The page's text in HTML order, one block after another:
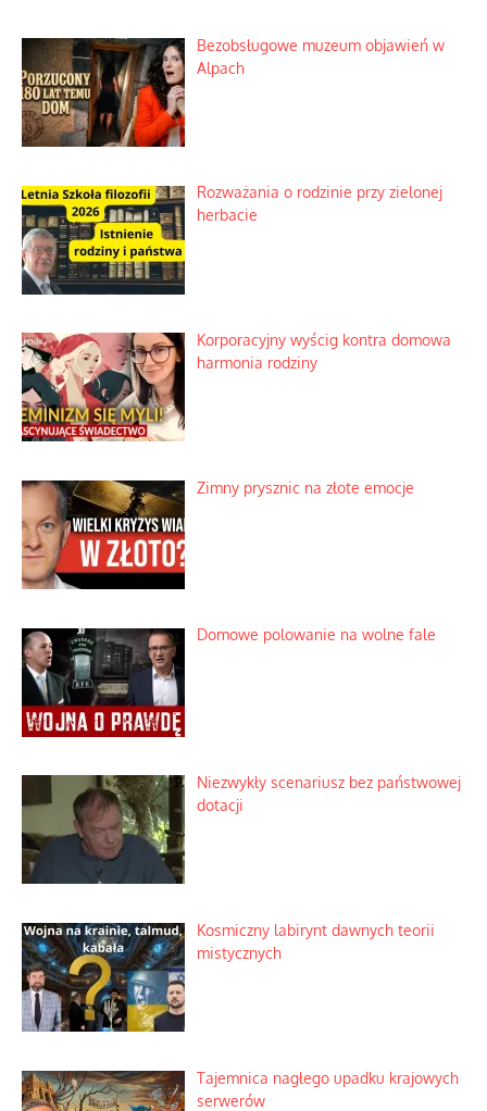
Bezobsługowe muzeum objawień w
Alpach
Rozważania o rodzinie przy zielonej
herbacie
Korporacyjny wyścig kontra domowa
harmonia rodziny
Zimny prysznic na złote emocje
Domowe polowanie na wolne fale
Niezwykły scenariusz bez państwowej
dotacji
Kosmiczny labirynt dawnych teorii
mistycznych
Tajemnica nagłego upadku krajowych
serwerów